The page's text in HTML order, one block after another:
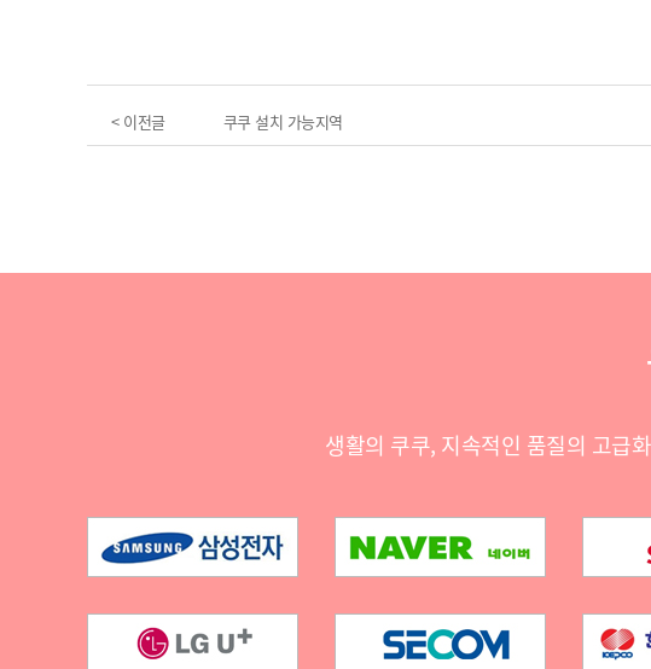
< 이전글 쿠쿠 설치 가능지역
생활의 쿠쿠, 지속적인 품질의 고급